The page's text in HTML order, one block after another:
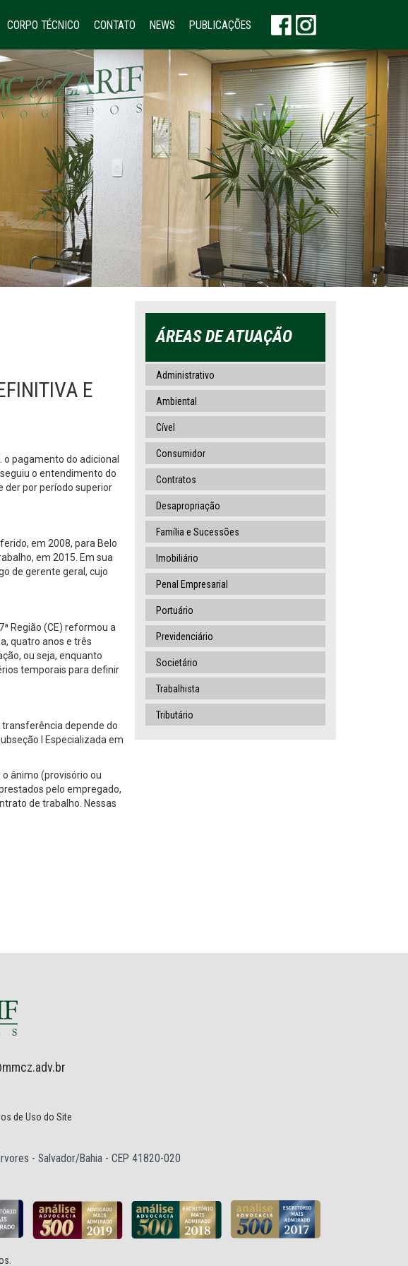
CORPO TÉCNICO CONTATO NEWS PUBLICAÇÕES
E
pagamento do adicional
o entendimento do
der por período superior
em 2008, para Belo
em 2015. Em sua
de gerente geral, cujo
Região (CE) reformou a
quatro anos e três
ou seja, enquanto
temporais para definir
transferência depende do
I Especializada em
ânimo (provisório ou
pelo empregado,
de trabalho. Nessas
ÁREAS DE ATUAÇÃO
Administrativo
Ambiental
Cível
Consumidor
Contratos
Desapropriação
Família e Sucessões
Imobiliário
Penal Empresarial
Portuário
Previdenciário
Societário
Trabalhista
Tributário
de Uso do Site
- Salvador/Bahia - CEP 41820-020